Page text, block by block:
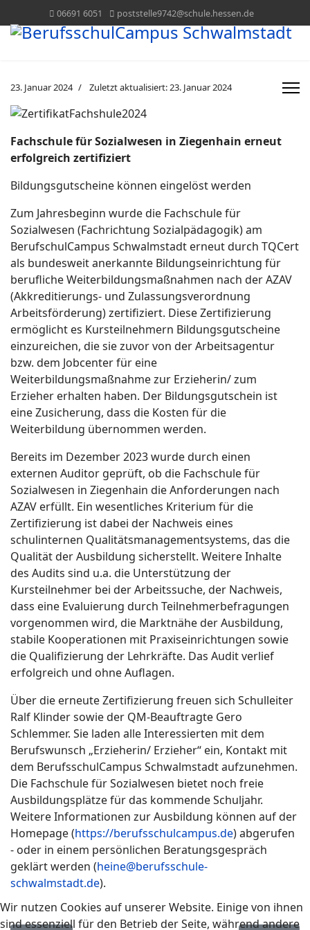
06691 6051 poststelle9742@schule.hessen.de
23. Januar 2024 Zuletzt aktualisiert: 23. Januar 2024
Fachschule für Sozialwesen in Ziegenhain erneut
erfolgreich zertifiziert
Bildungsgutscheine können eingelöst werden
Zum Jahresbeginn wurde die Fachschule für
Sozialwesen (Fachrichtung Sozialpädagogik) am
BerufschulCampus Schwalmstadt erneut durch TQCert
als bundesweit anerkannte Bildungseinrichtung für
berufliche Weiterbildungsmaßnahmen nach der AZAV
(Akkreditierungs- und Zulassungsverordnung
Arbeitsförderung) zertifiziert. Diese Zertifizierung
ermöglicht es Kursteilnehmern Bildungsgutscheine
einzureichen, die sie zuvor von der Arbeitsagentur
bzw. dem Jobcenter für eine
Weiterbildungsmaßnahme zur Erzieherin/ zum
Erzieher erhalten haben. Der Bildungsgutschein ist
eine Zusicherung, dass die Kosten für die
Weiterbildung übernommen werden.
Bereits im Dezember 2023 wurde durch einen
externen Auditor geprüft, ob die Fachschule für
Sozialwesen in Ziegenhain die Anforderungen nach
AZAV erfüllt. Ein wesentliches Kriterium für die
Zertifizierung ist dabei der Nachweis eines
schulinternen Qualitätsmanagementsystems, das die
Qualität der Ausbildung sicherstellt. Weitere Inhalte
des Audits sind u.a. die Unterstützung der
Kursteilnehmer bei der Arbeitssuche, der Nachweis,
dass eine Evaluierung durch Teilnehmerbefragungen
vorgenommen wird, die Marktnähe der Ausbildung,
stabile Kooperationen mit Praxiseinrichtungen sowie
die Qualifizierung der Lehrkräfte. Das Audit verlief
erfolgreich und ohne Auflagen.
Über die erneute Zertifizierung freuen sich Schulleiter
Ralf Klinder sowie der QM-Beauftragte Gero
Schlemmer. Sie laden alle Interessierten mit dem
Berufswunsch „Erzieherin/ Erzieher“ ein, Kontakt mit
dem BerufsschulCampus Schwalmstadt aufzunehmen.
Die Fachschule für Sozialwesen bietet noch freie
Ausbildungsplätze für das kommende Schuljahr.
Weitere Informationen zur Ausbildung können auf der
Homepage (https://berufsschulcampus.de) abgerufen
- oder in einem persönlichen Beratungsgespräch
geklärt werden (heine@berufsschule-
schwalmstadt.de).
Wir nutzen Cookies auf unserer Website. Einige von ihnen
sind essenziell für den Betrieb der Seite, während andere